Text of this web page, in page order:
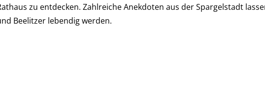
zu entdecken. Zahlreiche Anekdoten aus der Spargelstadt
Beelitzer lebendig werden.